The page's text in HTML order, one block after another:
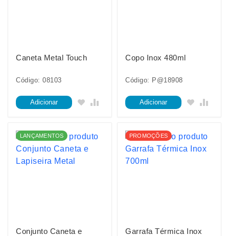
Caneta Metal Touch
Código: 08103
Adicionar
Copo Inox 480ml
Código: P@18908
Adicionar
LANÇAMENTOS
Conjunto Caneta e
PROMOÇÕES
Garrafa Térmica Inox